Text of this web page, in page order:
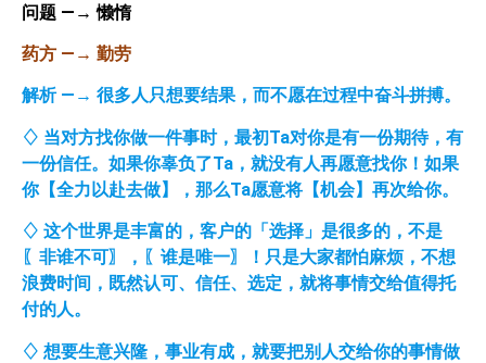
问题 —→ 懒惰
药方 —→ 勤劳
解析 —→ 很多人只想要结果，而不愿在过程中奋斗拼搏。
♢ 当对方找你做一件事时，最初Ta对你是有一份期待，有
一份信任。如果你辜负了Ta ，就没有人再愿意找你！如果
你【全力以赴去做】，那么Ta愿意将【机会】再次给你。
♢ 这个世界是丰富的，客户的「选择」是很多的，不是
〖非谁不可〗，〖谁是唯一〗！只是大家都怕麻烦，不想
浪费时间，既然认可、信任、选定，就将事情交给值得托
付的人。
♢ 想要生意兴隆，事业有成，就要把别人交给你的事情做